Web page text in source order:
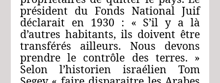
président du Fonds National Juif
déclarait en 1930 : « S’il y a là
d’autres habitants, ils doivent être
transférés ailleurs. Nous devons
prendre le contrôle des terres. »
Selon l’historien israélien Tom